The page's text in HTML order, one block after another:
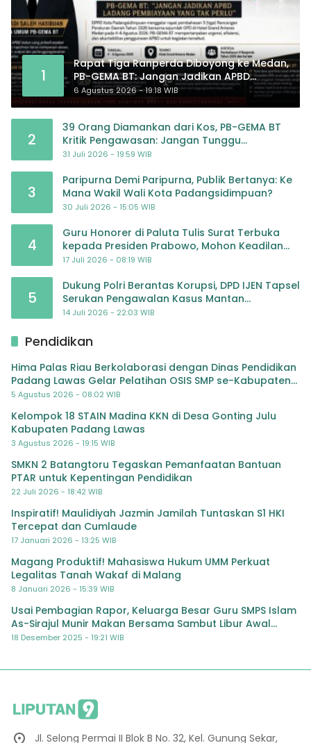
1
Rapat Tiga Ranperda Diboyong ke Medan,
PB-GEMA BT: Jangan Jadikan APBD
Ladang Pembiayaan yang Tak Perlu
6 Agustus 2026 - 19:18 WIB
2
39 Orang Diamankan dari Kos, PB-GEMA BT
Kritik Pengawasan: Jangan Tunggu
Masyarakat Bergerak Baru Negara Bertindak
31 Juli 2026 - 19:59 WIB
3
Paripurna Demi Paripurna, Publik Bertanya: Ke
Mana Wakil Wali Kota Padangsidimpuan?
30 Juli 2026 - 15:05 WIB
4
Guru Honorer di Paluta Tulis Surat Terbuka
kepada Presiden Prabowo, Mohon Keadilan
atas Dugaan Kriminalisasi
17 Juli 2026 - 08:19 WIB
5
Dukung Polri Berantas Korupsi, DPD IJEN Tapsel
Serukan Pengawalan Kasus Mantan
Jampidsus hingga Tuntas
14 Juli 2026 - 22:03 WIB
Pendidikan
Hima Palas Riau Berkolaborasi dengan Dinas Pendidikan
Padang Lawas Gelar Pelatihan OSIS SMP se-Kabupaten
Padang Lawas
5 Agustus 2026 - 08:02 WIB
Kelompok 18 STAIN Madina KKN di Desa Gonting Julu
Kabupaten Padang Lawas
3 Agustus 2026 - 19:15 WIB
SMKN 2 Batangtoru Tegaskan Pemanfaatan Bantuan
PTAR untuk Kepentingan Pendidikan
22 Juli 2026 - 18:42 WIB
Inspiratif! Maulidiyah Jazmin Jamilah Tuntaskan S1 HKI
Tercepat dan Cumlaude
17 Januari 2026 - 13:25 WIB
Magang Produktif! Mahasiswa Hukum UMM Perkuat
Legalitas Tanah Wakaf di Malang
8 Januari 2026 - 15:39 WIB
Usai Pembagian Rapor, Keluarga Besar Guru SMPS Islam
As-Sirajul Munir Makan Bersama Sambut Libur Awal
Semester
18 Desember 2025 - 19:21 WIB
Jl. Selong Permai II Blok B No. 32, Kel. Gunung Sekar,